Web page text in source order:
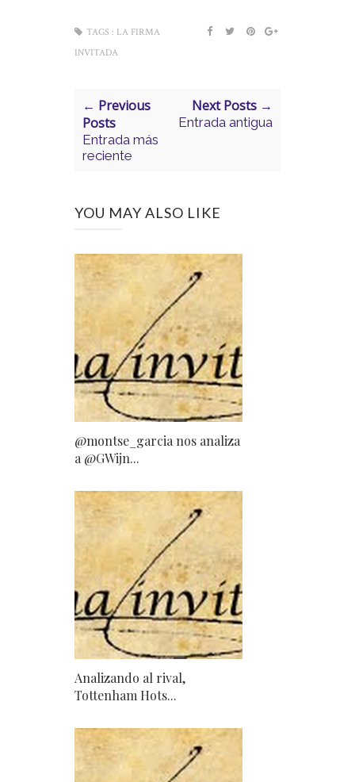
TAGS : LA FIRMA
INVITADA
← Previous
Posts
Entrada más
reciente
Next Posts →
Entrada antigua
YOU MAY ALSO LIKE
@montse_garcia nos analiza
a @GWijn...
Analizando al rival,
Tottenham Hots...